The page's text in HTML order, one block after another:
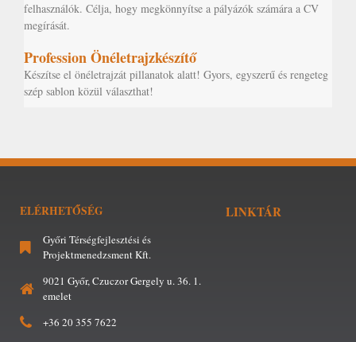
felhasználók. Célja, hogy megkönnyítse a pályázók számára a CV
megírását.
Profession Önéletrajzkészítő
Készítse el önéletrajzát pillanatok alatt! Gyors, egyszerű és rengeteg
szép sablon közül választhat!
ELÉRHETŐSÉG
Győri Térségfejlesztési és
Projektmenedzsment Kft.
9021 Győr, Czuczor Gergely u. 36. 1.
emelet
+36 20 355 7622
LINKTÁR